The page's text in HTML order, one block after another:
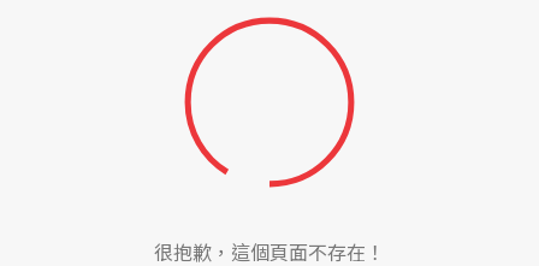
很抱歉，這個頁面不存在！